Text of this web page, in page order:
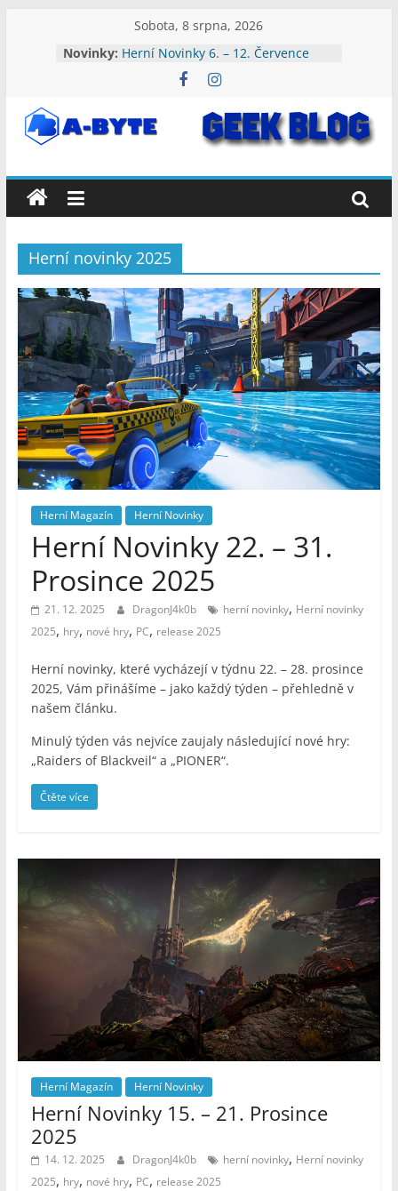
Sobota, 8 srpna, 2026
Novinky: Herní Novinky 6. – 12. Července
Herní Novinky 3. – 9. Srpna 2026
Srpna 2026
Herní Novinky 20. – 26. Července
Herní Novinky 13. – 19. Července
A-
Byte:
Geek
Blog
A-
Byte
Blog
–
Geek
Noviny
Herní novinky 2025
Herní Magazín Herní Novinky
Herní Novinky 22. – 31.
Prosince 2025
21. 12. 2025 DragonJ4k0b herní novinky, Herní novinky
2025, hry, nové hry, PC, release 2025
Herní novinky, které vycházejí v týdnu 22. – 28. prosince
2025, Vám přinášíme – jako každý týden – přehledně v
našem článku.
Minulý týden vás nejvíce zaujaly následující nové hry:
„Raiders of Blackveil“ a „PIONER“.
Čtěte více
Herní Magazín Herní Novinky
Herní Novinky 15. – 21. Prosince
2025
14. 12. 2025 DragonJ4k0b herní novinky, Herní novinky
2025, hry, nové hry, PC, release 2025